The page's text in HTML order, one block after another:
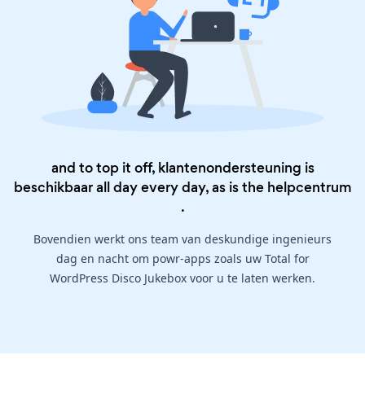
and to top it off, klantenondersteuning is
beschikbaar all day every day, as is the helpcentrum
.
Bovendien werkt ons team van deskundige ingenieurs
dag en nacht om powr-apps zoals uw Total for
WordPress Disco Jukebox voor u te laten werken.